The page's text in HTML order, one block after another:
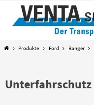
springen
StartProdukte Ford Ranger
Unterfahrschutz